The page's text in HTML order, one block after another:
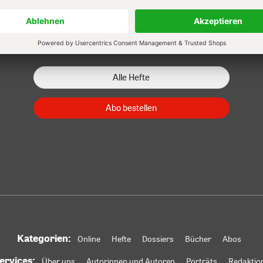
Zum Heft Zum Heft
Alle Hefte
Abo bestellen
Kategorien: Online Hefte Dossiers Bücher Abos